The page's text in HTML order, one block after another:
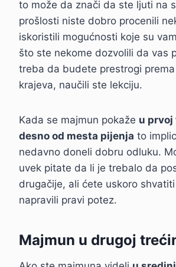
to može da znači da ste ljuti na
prošlosti niste dobro procenili
iskoristili mogućnosti koje su
što ste nekome dozvolili da vas
treba da budete prestrogi
krajeva, naučili ste lekciju.
Kada se majmun pokaže u prvoj
desno od mesta pijenja to
nedavno doneli dobru odluku.
uvek pitate da li je trebalo da
drugačije, ali ćete uskoro
napravili pravi potez.
Majmun u drugoj